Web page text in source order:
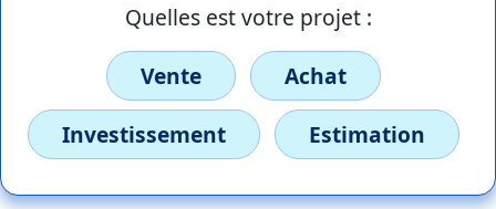
Quelles est votre projet :
Vente
Achat
Investissement
Estimation